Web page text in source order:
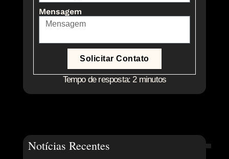
Mensagem
Solicitar Contato
Tempo de resposta: 2 minutos
Notícias Recentes